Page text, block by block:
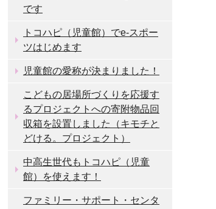
です
トコハピ（児童館）でe-スポー
ツはじめます
児童館の愛称が決まりました！
こどもの居場所づくりを応援す
るプロジェクトへの寄附物品回
収箱を設置しました（キモチと
どける。プロジェクト）
中高生世代もトコハピ（児童
館）を使えます！
ファミリー・サポート・センタ